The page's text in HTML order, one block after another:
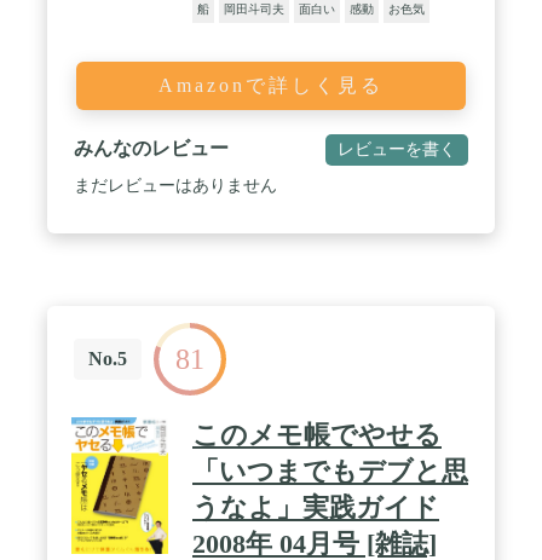
船 岡田斗司夫 面白い 感動 お色気
Amazonで詳しく見る
みんなのレビュー レビューを書く
まだレビューはありません
No.5 81
このメモ帳でやせる
「いつまでもデブと思
うなよ」実践ガイド
2008年 04月号 [雑誌]